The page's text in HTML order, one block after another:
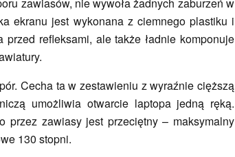
ekranu jest wykonana z ciemnego plastiku i
przed refleksami, ale także ładnie komponuje
Cecha ta w zestawieniu z wyraźnie cięższą
umożliwia otwarcie laptopa jedną ręką.
przez zawiasy jest przeciętny – maksymalny
130 stopni.